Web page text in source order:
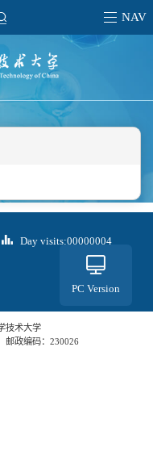
NAV
Day visits:00000004
PC Version
技术大学
邮政编码：230026